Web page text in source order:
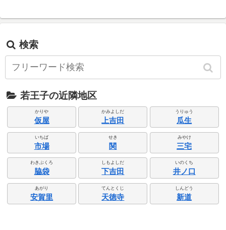
検索
若王子の近隣地区
かりや
仮屋
かみよしだ
上吉田
うりゅう
瓜生
いちば
市場
せき
関
みやけ
三宅
わきぶくろ
脇袋
しもよしだ
下吉田
いのくち
井ノ口
あがり
安賀里
てんとくじ
天徳寺
しんどう
新道